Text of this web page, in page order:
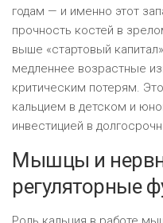
годам — и именно этот
прочность костей в
выше «стартовый
медленнее возрастные
критическим потерям.
кальцием в детском и
инвестицией в
Мышцы и
регуляторные